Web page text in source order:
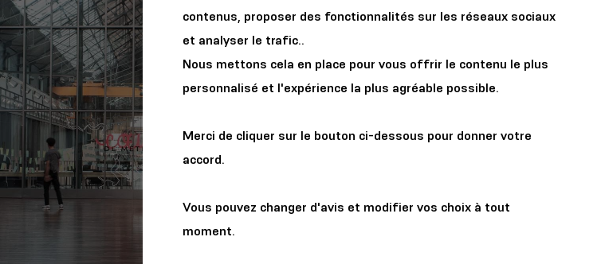
contenus, proposer des fonctionnalités sur les réseaux sociaux
et analyser le trafic..
Nous mettons cela en place pour vous offrir le contenu le plus
personnalisé et l'expérience la plus agréable possible.
Merci de cliquer sur le bouton ci-dessous pour donner votre
accord.
Vous pouvez changer d'avis et modifier vos choix à tout
moment.